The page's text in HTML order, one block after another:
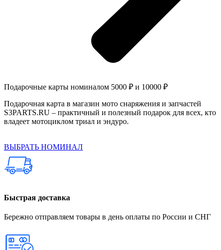
Подарочные карты номиналом 5000 ₽ и 10000 ₽
Подарочная карта в магазин мото снаряжения и запчастей
S3PARTS.RU – практичный и полезный подарок для всех, кто
владеет мотоциклом триал и эндуро.
ВЫБРАТЬ НОМИНАЛ
Быстрая доставка
Бережно отправляем товары в день оплаты по России и СНГ